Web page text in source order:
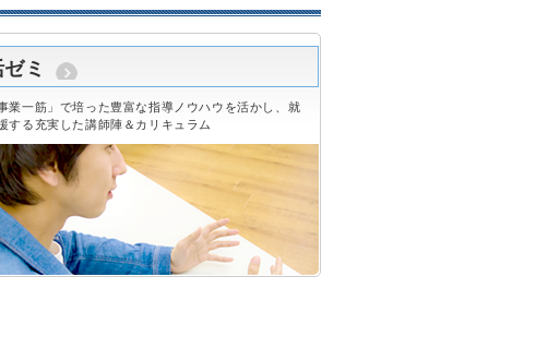
ミ
業一筋」で培った豊富な指導ノウハウを活かし、就
する充実した講師陣＆カリキュラム